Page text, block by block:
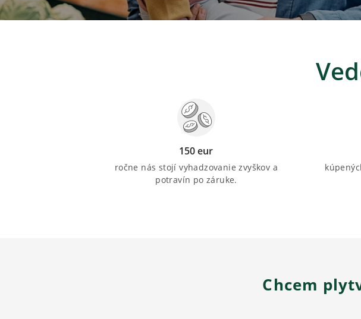
150 eur
ročne nás stojí vyhadzovanie zvyškov a
potravín po záruke.
Chcem